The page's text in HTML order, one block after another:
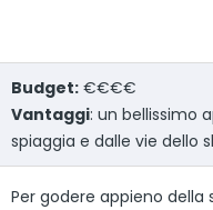
Budget: €€€€
Vantaggi: un bellissimo
spiaggia e dalle vie dello
Per godere appieno della